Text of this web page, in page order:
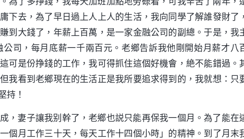
下去，為了早日過上人上人的生活，我向同學了解誰發財了，
到大錢了，年薪上百萬，是一家金融公司的副總。于是，我
司，每月底薪一千兩百元。老鄉告訴我他剛開始月薪才八
可是份挣錢的工作，我可得抓住這個好機會，絶不能錯過。
我看到老鄉現在的生活正是我所要追求得到的，我就想：只
持！
，妻子讓我别幹了，老鄉也説只能再保我一個月。為了能在
個月工作三十天，每天工作十四個小時」的精神。到了月末